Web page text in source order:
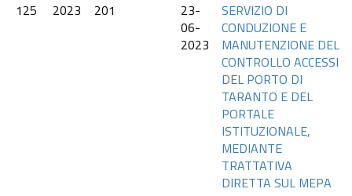
125
2023 201
23-
06-
2023
SERVIZIO DI
CONDUZIONE E
MANUTENZIONE DEL
CONTROLLO ACCESSI
DEL PORTO DI
TARANTO E DEL
PORTALE
ISTITUZIONALE,
MEDIANTE
TRATTATIVA
DIRETTA SUL MEPA